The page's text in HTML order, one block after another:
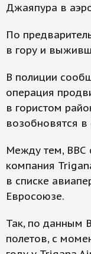
Джаяпура в
По
в гору и
В полиции
операция
в гористом
возобновятся в
Между тем, ВВС
компания
в списке
Евросоюзе.
Так, по данным
полетов, с